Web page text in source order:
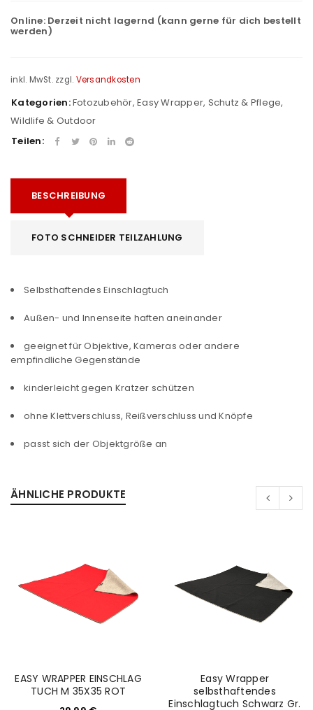
ANMELDEN
Online: Derzeit nicht lagernd (kann gerne für dich bestellt
werden)
inkl. MwSt. zzgl. Versandkosten
Kategorien:Fotozubehör, Easy Wrapper, Schutz & Pflege,
Wildlife & Outdoor
Teilen:
BESCHREIBUNG
FOTO SCHNEIDER TEILZAHLUNG
Selbsthaftendes Einschlagtuch
Außen- und Innenseite haften aneinander
geeignet für Objektive, Kameras oder andere
empfindliche Gegenstände
kinderleicht gegen Kratzer schützen
ohne Klettverschluss, Reißverschluss und Knöpfe
passt sich der Objektgröße an
ÄHNLICHE PRODUKTE
EASY WRAPPER EINSCHLAG
TUCH M 35X35 ROT
Easy Wrapper
selbsthaftendes
Einschlagtuch Schwarz Gr.